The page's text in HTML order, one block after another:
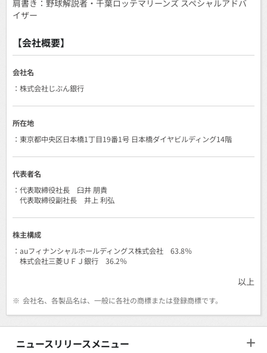
肩書き：野球解説者・千葉ロッテマリーンズ スペシャルアドバ
イザー
【会社概要】
会社名
：株式会社じぶん銀行
所在地
：東京都中央区日本橋1丁目19番1号 日本橋ダイヤビルディング14階
代表者名
：代表取締役社長 臼井 朋貴
代表取締役副社長 井上 利弘
株主構成
：auフィナンシャルホールディングス株式会社 63.8％
株式会社三菱ＵＦＪ銀行 36.2％
以上
※ 会社名、各製品名は、一般に各社の商標または登録商標です。
ニュースリリースメニュー